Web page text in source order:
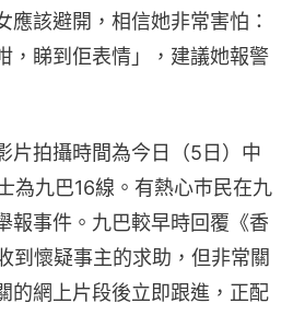
應該避開，相信她非常害怕：
，睇到佢表情」，建議她報警
片拍攝時間為今日（5日）中
為九巴16線。有熱心巿民在九
報事件。九巴較早時回覆《香
到懷疑事主的求助，但非常關
的網上片段後立即跟進，正配